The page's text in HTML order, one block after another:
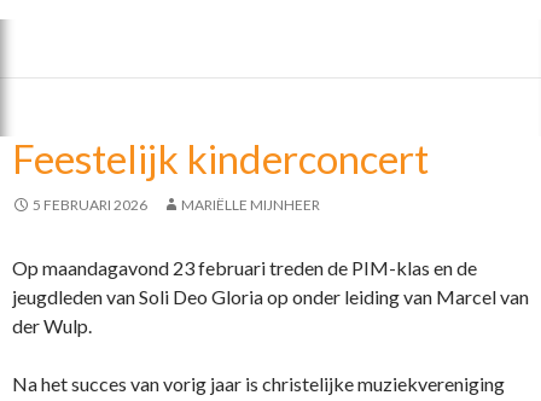
b
o
k
er n
Feestelijk kinderconcert
5 FEBRUARI 2026 MARIËLLE MIJNHEER
Op maandagavond 23 februari tredende PIM-klas en de
jeugdleden van Soli Deo Gloria op onder leiding van Marcel van
der Wulp.
Na het succes van vorig jaar is christelijke muziekvereniging